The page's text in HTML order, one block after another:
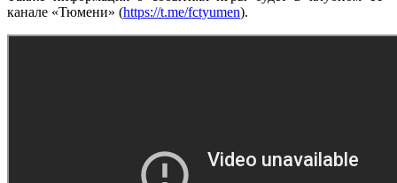
канале «Тюмени» (https://t.me/fctyumen).